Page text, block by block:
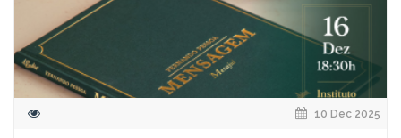
10 Dec 2025